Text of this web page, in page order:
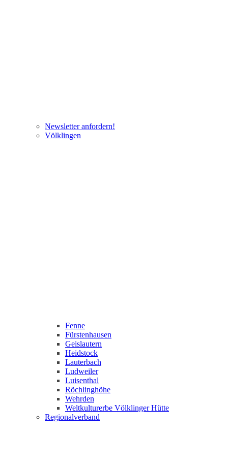
Newsletter anfordern!
Völklingen
Fenne
Fürstenhausen
Geislautern
Heidstock
Lauterbach
Ludweiler
Luisenthal
Röchlinghöhe
Wehrden
Weltkulturerbe Völklinger Hütte
Regionalverband